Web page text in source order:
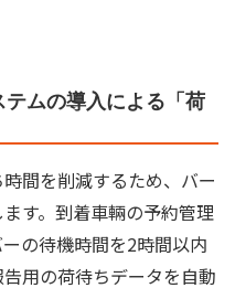
ムの導入による「荷
間を削減するため、バー
す。到着車輛の予約管理
の待機時間を2時間以内
用の荷待ちデータを自動